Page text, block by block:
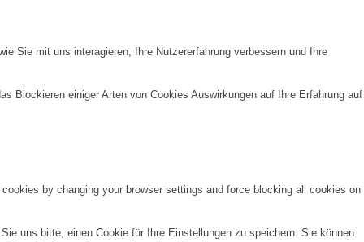
Sie mit uns interagieren, Ihre Nutzererfahrung verbessern und Ihre
Blockieren einiger Arten von Cookies Auswirkungen auf Ihre Erfahrung auf
by changing your browser settings and force blocking all cookies on
uns bitte, einen Cookie für Ihre Einstellungen zu speichern. Sie können